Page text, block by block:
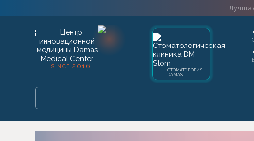
SINCE 2016
СТОМАТОЛОГИЯ
DAMAS